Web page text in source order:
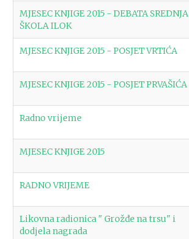
MJESEC KNJIGE 2015 - DEBATA SREDNJA
ŠKOLA ILOK
MJESEC KNJIGE 2015 - POSJET VRTIĆA
MJESEC KNJIGE 2015 - POSJET PRVAŠIĆA
Radno vrijeme
MJESEC KNJIGE 2015
RADNO VRIJEME
Likovna radionica " Grožđe na trsu" i
dodjela nagrada